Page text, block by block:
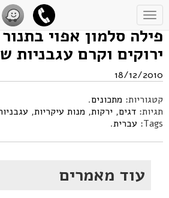
Toggle
navigation
פילה סלמון אפוי
ירוקים וקרם עגבניות
18/12/2010
קטגוריות: מתכונים.
תגיות: דגים, ירקות, מנות עיקריות,
Tags: עברית.
עוד מאמרים